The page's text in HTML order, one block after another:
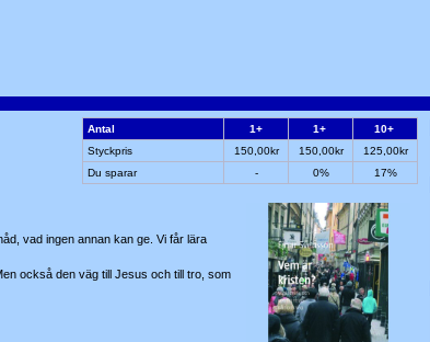
Antal 1+ 1+
10+
Styckpris
150,00kr 150,00kr
125,00kr
Du sparar
- 0% 17%
vad ingen annan kan ge. Vi får lära
också den väg till Jesus och till tro, som